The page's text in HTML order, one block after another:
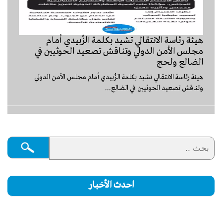
‏هيئة رئاسة الانتقالي تشيد بكلمة الزُبيدي أمام
مجلس الأمن الدولي وتناقش تصعيد الحوثيين في
الضالع ولحج ‎
‏هيئة رئاسة الانتقالي تشيد بكلمة الزُبيدي أمام مجلس الأمن الدولي
وتناقش تصعيد الحوثيين في الضالع...
احدث الأخبار